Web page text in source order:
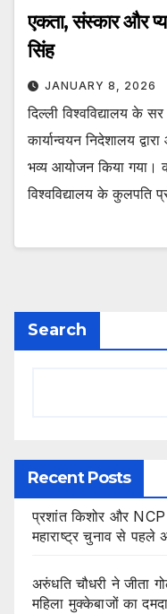
एकता, संस्कार और
सिंह
JANUARY 8, 2026
दिल्ली विश्वविद्यालय के
कार्यान्वयन निदेशालय
भव्य आयोजन किया गया।
विश्वविद्यालय के कुलपति
Search
Recent Posts
प्रशांत किशोर और
महाराष्ट्र चुनाव से
अरुंधति चौधरी ने जीता
महिला मुक्केबाजों का